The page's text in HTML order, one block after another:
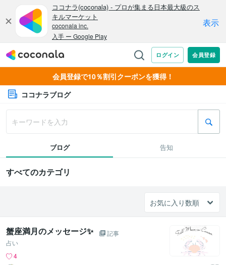
会員登録で10％割引クーポンを獲得！
ココナラブログ
ブログ 告知
すべてのカテゴリ
蟹座満月のメッセージ✨
記事
占い
4